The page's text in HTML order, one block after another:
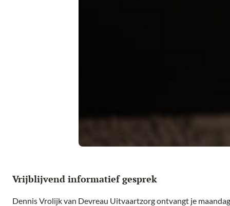
Vrijblijvend informatief gesprek
Dennis Vrolijk van Devreau Uitvaartzorg ontvangt je